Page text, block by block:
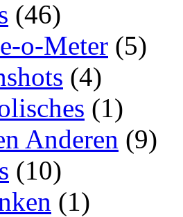
(46)
o-Meter (5)
(4)
(1)
Anderen (9)
(10)
(1)